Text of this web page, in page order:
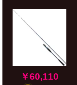
￥60,110